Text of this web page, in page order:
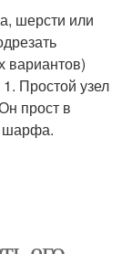
шерсти или
вариантов)
Простой узел
прост в
шарфа.